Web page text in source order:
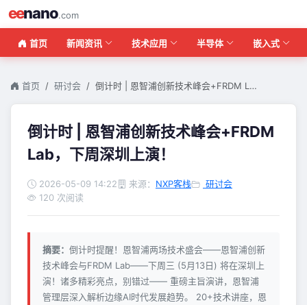
eenano.com
首页 新闻资讯 技术应用 半导体 嵌入式
首页 研讨会 倒计时 | 恩智浦创新技术峰会+FRDM L…
倒计时 | 恩智浦创新技术峰会+FRDM
Lab，下周深圳上演！
2026-05-09 14:22 来源： NXP客栈
研讨会
120 次阅读
摘要： 倒计时提醒！恩智浦两场技术盛会——恩智浦创新
技术峰会与FRDM Lab——下周三 (5月13日) 将在深圳上
演！诸多精彩亮点，别错过—— 重磅主旨演讲，恩智浦
管理层深入解析边缘AI时代发展趋势。 20+技术讲座，恩